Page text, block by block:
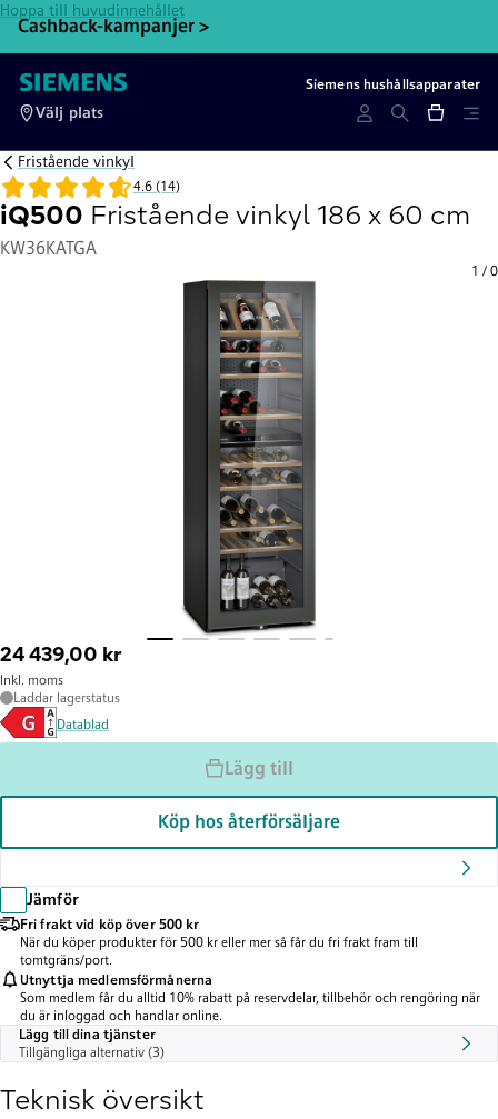
Hoppa till huvudinnehållet
Cashback-kampanjer >
Siemens hushållsapparater
Välj plats
Fristående vinkyl
iQ500 Fristående vinkyl 186 x 60 cm
KW36KATGA
4.6 (14)
1 / 0
24 439,00 kr
Inkl. moms
Laddar lagerstatus
Datablad
Lägg till
Köp hos återförsäljare
Jämför
Fri frakt vid köp över 500 kr
När du köper produkter för 500 kr eller mer så får du fri frakt fram till
tomtgräns/port.
Utnyttja medlemsförmånerna
Som medlem får du alltid 10% rabatt på reservdelar, tillbehör och rengöring när
du är inloggad och handlar online.
Lägg till dina tjänster
Tillgängliga alternativ (3)
Teknisk översikt